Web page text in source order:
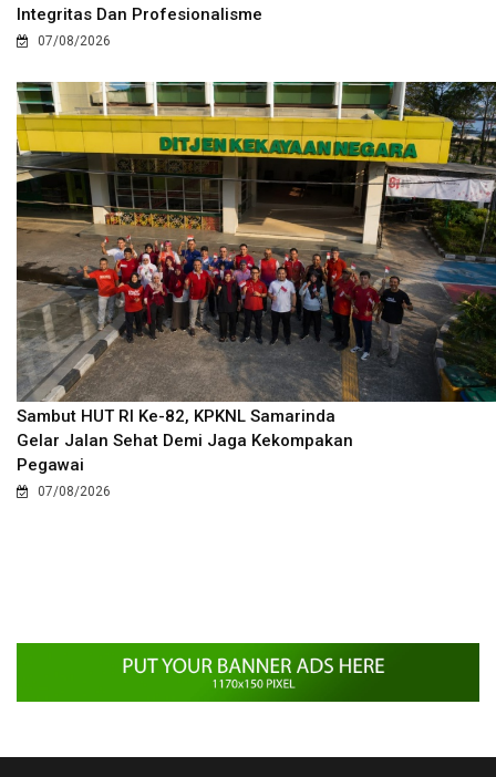
Integritas Dan Profesionalisme
07/08/2026
Sambut HUT RI Ke-82, KPKNL Samarinda
Gelar Jalan Sehat Demi Jaga Kekompakan
Pegawai
07/08/2026